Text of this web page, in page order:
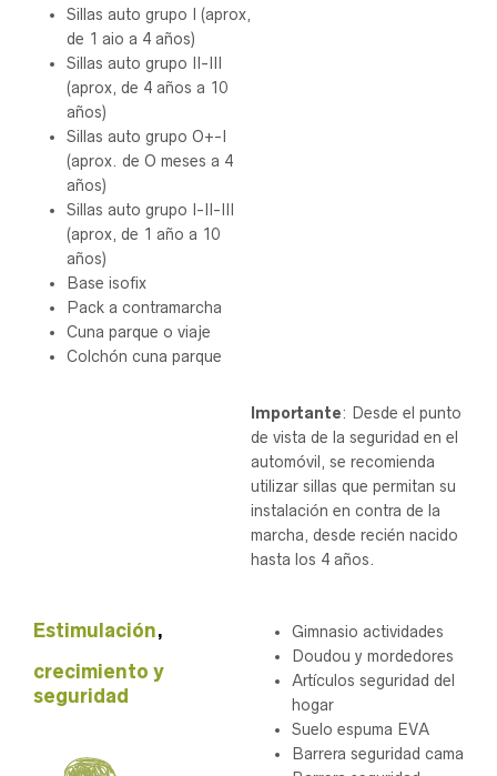
Sillas auto grupo I (aprox,
de 1 aio a 4 años)
Sillas auto grupo II-III
(aprox, de 4 años a 10
años)
Sillas auto grupo O+-I
(aprox. de O meses a 4
años)
Sillas auto grupo I-II-III
(aprox, de 1 año a 10
años)
Base isofix
Pack a contramarcha
Cuna parque o viaje
Colchón cuna parque
Importante: Desde el punto
de vista de la seguridad en el
automóvil, se recomienda
utilizar sillas que permitan su
instalación en contra de la
marcha, desde recién nacido
hasta los 4 años.
Estimulación,
crecimiento y
seguridad
Gimnasio actividades
Doudou y mordedores
Artículos seguridad del
hogar
Suelo espuma EVA
Barrera seguridad cama